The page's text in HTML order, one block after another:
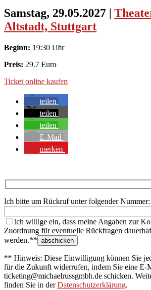
Samstag, 29.05.2027 |
Altstadt, Stuttgart
Beginn: 19:30 Uhr
Preis: 29.7 Euro
Ticket online kaufen
teilen
teilen
teilen
E-Mail
merken
Ich bitte um Rückruf unter folgender Nummer:
Ich willige ein, dass meine Angaben zur
Zuordnung für eventuelle Rückfragen
werden.**
** Hinweis: Diese Einwilligung können Sie
für die Zukunft widerrufen, indem Sie eine E-
ticketing@michaelrussgmbh.de schicken.
finden Sie in derDatenschutzerklärung.